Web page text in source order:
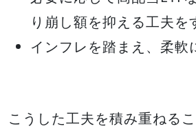
り崩し額を抑える工夫を
インフレを踏まえ、柔軟
こうした工夫を積み重ねる